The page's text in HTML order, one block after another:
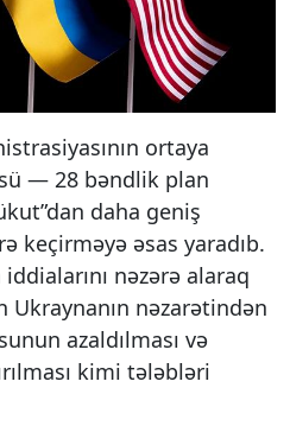
ortaya
— 28 bəndlik plan
daha geniş
keçirməyə əsas yaradıb.
nəzərə alaraq
Ukraynanın nəzarətindən
azaldılması və
kimi tələbləri